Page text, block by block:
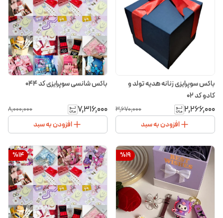
باکس سوپرایزی زنانه هدیه تولد و
کادو کد ۰۲
۲٬۲۶۶٬۰۰۰ ۳٬۶۷۰٬۰۰۰
افزودن به سبد
باکس شانسی سوپرایزی کد ۰۴۴
۷٬۳۱۶٬۰۰۰ ۸٬۰۰۰٬۰۰۰
افزودن به سبد
%19
%14